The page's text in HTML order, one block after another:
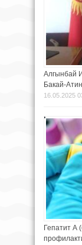
Алгынбай
Бакай-
16.05.2025
Гепатит А